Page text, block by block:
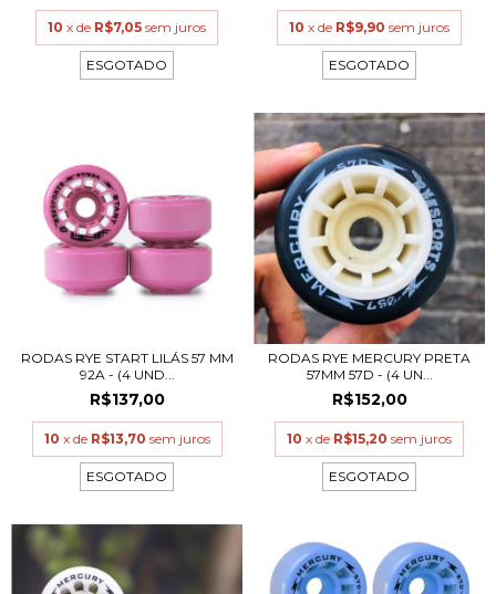
10 x de R$7,05 sem juros
ESGOTADO
10 x de R$9,90 sem juros
ESGOTADO
RODAS RYE START LILÁS 57 MM
92A - (4 UND...
R$137,00
10 x de R$13,70 sem juros
ESGOTADO
RODAS RYE MERCURY PRETA
57MM 57D - (4 UN...
R$152,00
10 x de R$15,20 sem juros
ESGOTADO